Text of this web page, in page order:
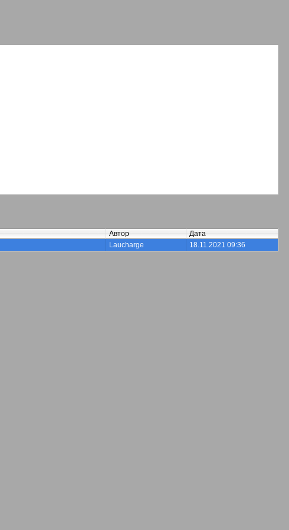
Автор
Дата
Laucharge 18.11.2021 09:36